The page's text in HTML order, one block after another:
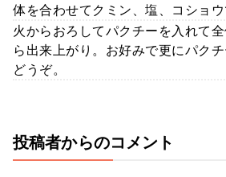
体を合わせてクミン、塩、コショウ
火からおろしてパクチーを入れて
ら出来上がり。お好みで更にパク
どうぞ。
投稿者からのコメント